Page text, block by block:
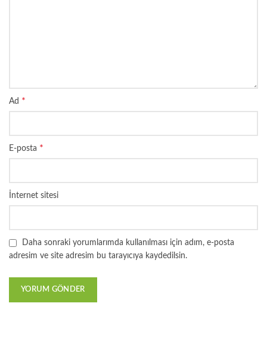
Ad *
E-posta *
İnternet sitesi
Daha sonraki yorumlarımda kullanılması için adım, e-posta
adresim ve site adresim bu tarayıcıya kaydedilsin.